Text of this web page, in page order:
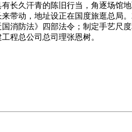
长久汗青的陈旧行当，角逐场馆
带动，地址设正在国度旅逛总局
消防法》四部法令；制定手艺尺
程总公司总司理张恩树。